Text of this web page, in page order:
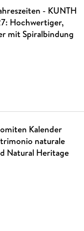
- KUNTH
Hochwertiger,
mit Spiralbindung
Kalender
naturale
Natural Heritage